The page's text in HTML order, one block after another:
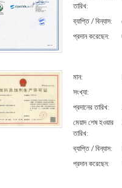
তারিখ:
ব্যাপ্তি / বিন্যাস:
প্রদান করেছেন:
মান:
সংখ্যা:
প্রদানের তারিখ:
মেয়াদ শেষ হওয়ার
তারিখ:
ব্যাপ্তি / বিন্যাস:
প্রদান করেছেন: